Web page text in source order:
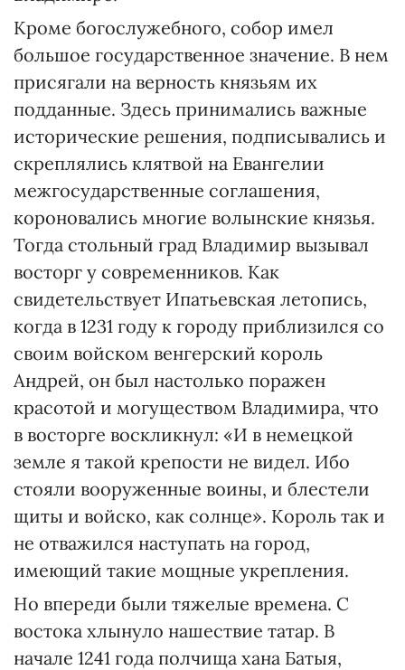
Кроме богослужебного, собор имел
большое государственное значение. В нем
присягали на верность князьям их
подданные. Здесь принимались важные
исторические решения, подписывались и
скреплялись клятвой на Евангелии
межгосударственные соглашения,
короновались многие волынские князья.
Тогда стольный град Владимир вызывал
восторг у современников. Как
свидетельствует Ипатьевская летопись,
когда в 1231 году к городу приблизился со
своим войском венгерский король
Андрей, он был настолько поражен
красотой и могуществом Владимира, что
в восторге воскликнул: «И в немецкой
земле я такой крепости не видел. Ибо
стояли вооруженные воины, и блестели
щиты и войско, как солнце». Король так и
не отважился наступать на город,
имеющий такие мощные укрепления.
Но впереди были тяжелые времена. С
востока хлынуло нашествие татар. В
начале 1241 года полчища хана Батыя,